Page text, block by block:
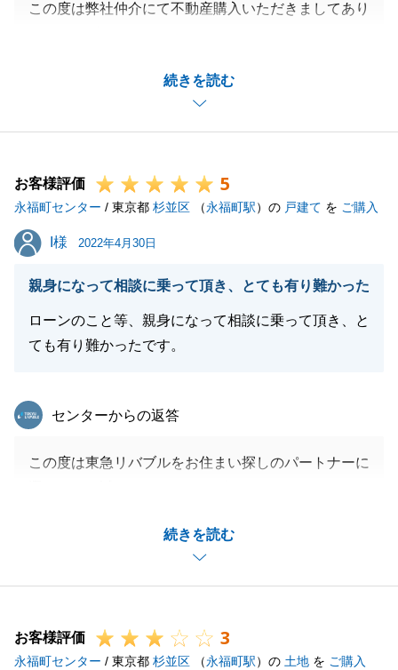
続きを読む
この度は弊社仲介にて不動産購入いただきましてあり
きしていただきましてありがとうございました。
今後も不動産に関してお困り事がございましたら、お
気軽にご相談下さい。
閉じる
お客様評価 5
永福町センター / 東京都 杉並区 （永福町駅）の 戸建て を ご購入
I様
I様 2022年4月30日
親身になって相談に乗って頂き、とても有り難かった
ローンのこと等、親身になって相談に乗って頂き、と
ても有り難かったです。
続きを読む
東急リバブル
センターからの返答
この度は東急リバブルをお住まい探しのパートナーに
ご契約からお引き渡しまで様々な手続きがございまし
たがスピーディーにご対応頂き、余裕をもって安全に
ありがとうございました。
長いお付き合いになりますので、何かございましたら
お客様評価 3
永福町センター / 東京都 杉並区 （永福町駅）の 土地 を ご購入